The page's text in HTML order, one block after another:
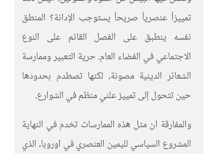
تمييزاً عنصرياً صريحاً يستوجب الإدانة؟ المنطق
نفسه ينطبق على الفصل القائم على النوع
الاجتماعي في الفضاء العام. حرية التعبير وممارسة
الشعائر الدينية مصونة، لكنها تصطدم بحدودها
حين تتحول إلى تمييز علني منظم في الشوارع.
والمفارقة ان مثل هذه الممارسات تخدم في النهاية
المشروع السياسي لليمين العنصري في اوروبا، الذي